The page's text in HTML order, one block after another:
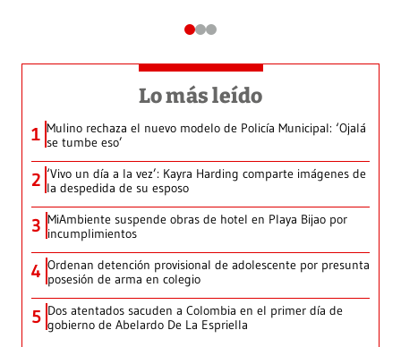
Lo más leído
1 Mulino rechaza el nuevo modelo de Policía Municipal: ‘Ojalá
se tumbe eso’
2 ‘Vivo un día a la vez’: Kayra Harding comparte imágenes de
la despedida de su esposo
3 MiAmbiente suspende obras de hotel en Playa Bijao por
incumplimientos
4 Ordenan detención provisional de adolescente por presunta
posesión de arma en colegio
5 Dos atentados sacuden a Colombia en el primer día de
gobierno de Abelardo De La Espriella